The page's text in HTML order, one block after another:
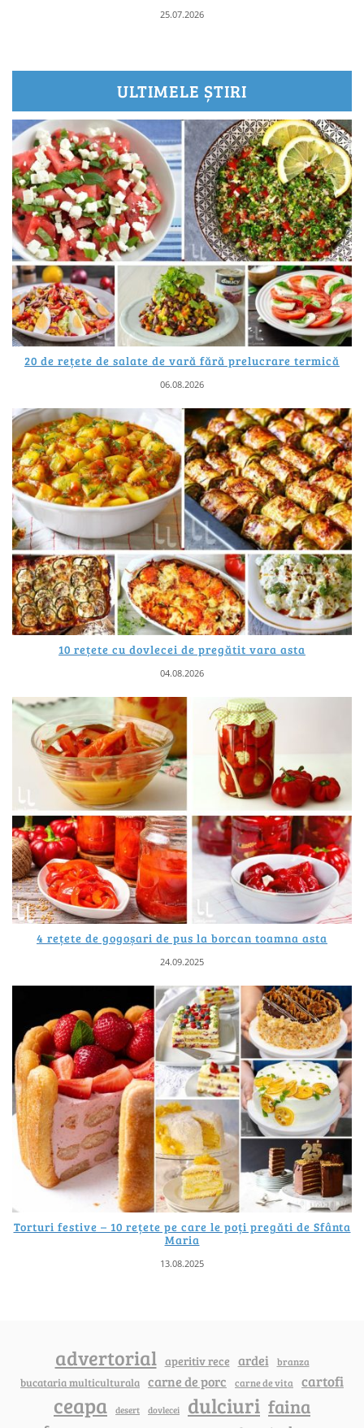
25.07.2026
ULTIMELE ȘTIRI
20 de rețete de salate de vară fără prelucrare termică
06.08.2026
10 rețete cu dovlecei de pregătit vara asta
04.08.2026
4 rețete de gogoșari de pus la borcan toamna asta
24.09.2025
Torturi festive – 10 rețete pe care le poți pregăti de Sfânta
Maria
13.08.2025
advertorial aperitiv rece ardei branza
bucataria multiculturala carne de porc carne de vita cartofi
ceapa desert dovlecei dulciuri faina